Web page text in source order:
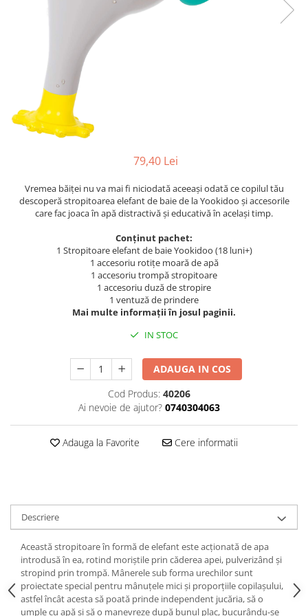
Jucarii pentru activitati
Alimente fara gluten
Mic dejun
Crackers & Paine uscata
Amestecuri pentru desert
Faina & Amestecuri
Alaptare
Ingrijire dupa nastere
Scutece & Servetele
Pinemed - Scutec colectare
79,40 Lei
Vremea băiței nu va mai fi niciodată aceeași odată ce copilul tău
descoperă stropitoarea elefant de baie de la Yookidoo și accesorile
care fac joaca în apă distractivă și educativă în același timp.
Conținut pachet:
1 Stropitoare elefant de baie Yookidoo (18 luni+)
1 accesoriu rotițe moară de apă
1 accesoriu trompă stropitoare
1 accesoriu duză de stropire
1 ventuză de prindere
Mai multe informații în josul paginii.
IN STOC
ADAUGA IN COS
Cod Produs: 40206
Ai nevoie de ajutor? 0740304063
Adauga la Favorite Cere informatii
Descriere
Această stropitoare în formă de elefant este acționată de apa
introdusă în ea, rotind moriștile prin căderea apei, pulverizând și
stropind prin trompă. Mânerele sub forma urechilor sunt
proiectate special pentru mânuțele mici și proporțiile copilașului,
astfel încât acesta să poată prinde independent jucăria, să o
umple cu apă și să o manevreze după bunul plac, bucurându-se